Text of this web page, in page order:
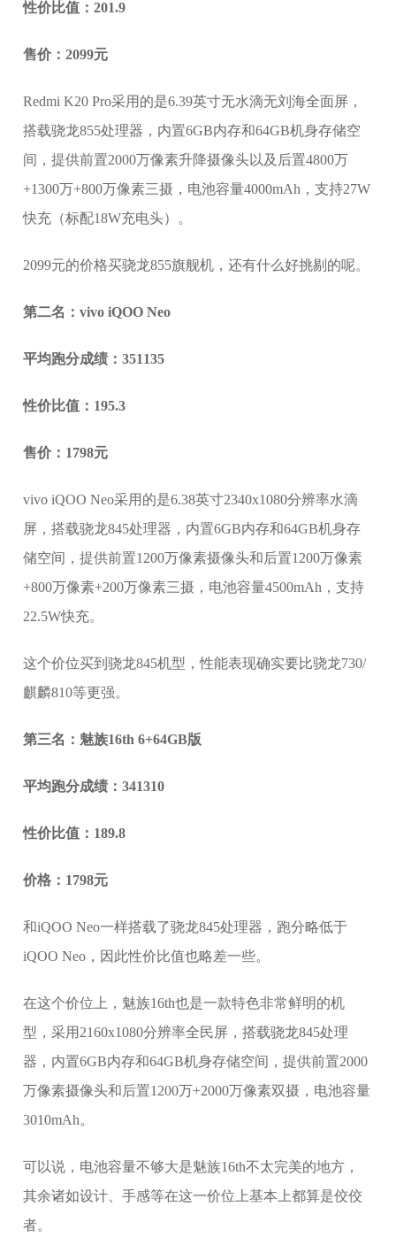
性价比值：201.9
售价：2099元
Redmi K20 Pro采用的是6.39英寸无水滴无刘海全面屏，
搭载骁龙855处理器，内置6GB内存和64GB机身存储空
间，提供前置2000万像素升降摄像头以及后置4800万
+1300万+800万像素三摄，电池容量4000mAh，支持27W
快充（标配18W充电头）。
2099元的价格买骁龙855旗舰机，还有什么好挑剔的呢。
第二名：vivo iQOO Neo
平均跑分成绩：351135
性价比值：195.3
售价：1798元
vivo iQOO Neo采用的是6.38英寸2340x1080分辨率水滴
屏，搭载骁龙845处理器，内置6GB内存和64GB机身存
储空间，提供前置1200万像素摄像头和后置1200万像素
+800万像素+200万像素三摄，电池容量4500mAh，支持
22.5W快充。
这个价位买到骁龙845机型，性能表现确实要比骁龙730/
麒麟810等更强。
第三名：魅族16th 6+64GB版
平均跑分成绩：341310
性价比值：189.8
价格：1798元
和iQOO Neo一样搭载了骁龙845处理器，跑分略低于
iQOO Neo，因此性价比值也略差一些。
在这个价位上，魅族16th也是一款特色非常鲜明的机
型，采用2160x1080分辨率全民屏，搭载骁龙845处理
器，内置6GB内存和64GB机身存储空间，提供前置2000
万像素摄像头和后置1200万+2000万像素双摄，电池容量
3010mAh。
可以说，电池容量不够大是魅族16th不太完美的地方，
其余诸如设计、手感等在这一价位上基本上都算是佼佼
者。